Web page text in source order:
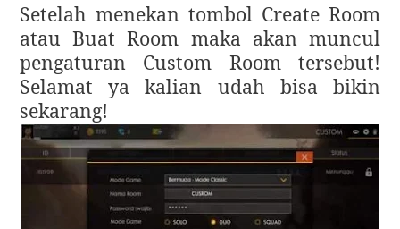
Setelah menekan tombol Create Room
atau Buat Room maka akan muncul
pengaturan Custom Room tersebut!
Selamat ya kalian udah bisa bikin
sekarang!